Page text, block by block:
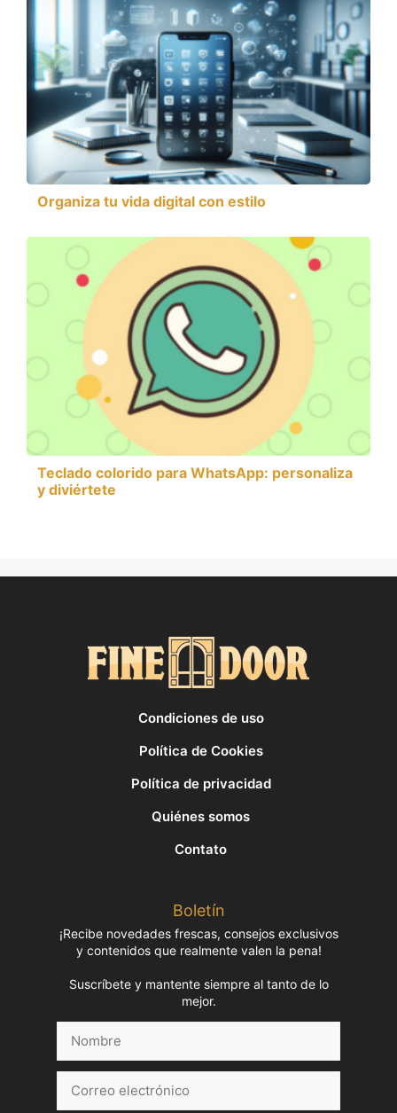
Organiza tu vida digital con estilo
Teclado colorido para WhatsApp: personaliza
y diviértete
Condiciones de uso
Política de Cookies
Política de privacidad
Quiénes somos
Contato
Boletín
¡Recibe novedades frescas, consejos exclusivos
y contenidos que realmente valen la pena!
Suscríbete y mantente siempre al tanto de lo
mejor.
electrónico